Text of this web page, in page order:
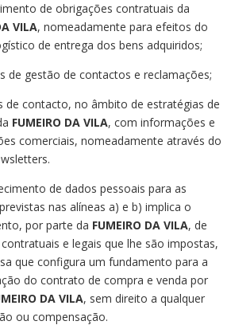
de obrigações contratuais da
VILA, nomeadamente para efeitos do
de entrega dos bens adquiridos;
gestão de contactos e reclamações;
contacto, no âmbito de estratégias de
FUMEIRO DA VILA, com informações e
comerciais, nomeadamente através do
de dados pessoais para as
nas alíneas a) e b) implica o
por parte da FUMEIRO DA VILA, de
e legais que lhe são impostas,
que configura um fundamento para a
do contrato de compra e venda por
DA VILA, sem direito a qualquer
ou compensação.